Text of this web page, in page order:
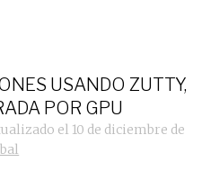
USANDO ZUTTY,
POR GPU
el 10 de diciembre de